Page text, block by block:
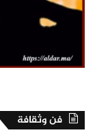
فن وثقافة